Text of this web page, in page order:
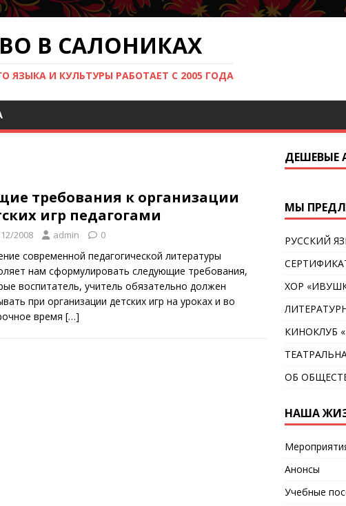
В САЛОНИКАХ
ЯЗЫКА И КУЛЬТУРЫ РАБОТАЕТ С 2005 ГОДА
требования к организации
игр педагогами
2008 admin 0
современной педагогической литературы
нам сформулировать следующие требования,
воспитатель, учитель обязательно должен
при организации детских игр на уроках и во
время […]
ДЕШЕВЫЕ
МЫ
РУССКИЙ
ХОР
КИНОКЛУБ
ОБ
НАША
Анонсы
Учебные